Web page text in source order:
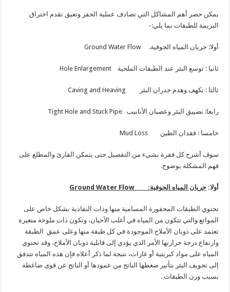
يمكن حصر أهم المشاكل التي تصادف عملية الحفر وتعيق تقدم اختراق
البريمة للطبقات بما يلي:-
أولا: جريان المياه الجوفية. Ground Water Flow
ثانيا : توسع البئر عند الطبقات الملحية Hole Enlargement
ثالثا : تكهف وهدم جدران البئر Caving and Heaving
رابعا: تضييق البئر وعصيان الأنابيب Tight Hole and Stuck Pipe
خامسا : فقدان الطين Mud Loss
سوف أشرح كل فقرة بشيء من التفصيل حتى يتمكن القارئ والمطلع على
فهم المشكلة بوضوح.
أولا:جريان المياه الجوفية:Ground Water Flow
تحتوي الطبقات المحفورة المسامية منها وذات النفاذية بشكل خاص على
الموائع والتي تتكون من المياه في أغلب الأحيان، وتكون ذات ملوحة متغيرة
تعتمد على ذوبان الأملاح الموجودة في كل طبقة منها وعلى عمق الطبقة
وارتفاع درجة حرارتها الأمر الذي يؤدي إلى قابلية ذوبان الأملاح، وقد تحتوي
المياه على مواد كبريتية أو غازات، نتيجة لما ذكر أعلاه فإن هذه المياه تتدفق
إلى تجويف البئر بتأثير ضغطها الناتج من عمودها أو الناتج عن قوى ضاغطة
بسبب وزن الطبقات .